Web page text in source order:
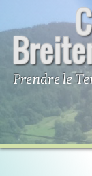
to
content
Prendre le